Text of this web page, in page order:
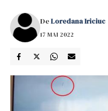
DeLoredana Iriciuc
17 MAI 2022